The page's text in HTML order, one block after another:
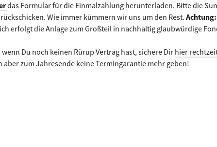
das Formular für die Einmalzahlung herunterladen. Bitte die
Wie immer kümmern wir uns um den Rest.
erfolgt die Anlage zum Großteil in nachhaltig glaubwürdige
Du noch keinen Rürup Vertrag hast, sichere Dirhier
zum Jahresende keine Termingarantie mehr geben!